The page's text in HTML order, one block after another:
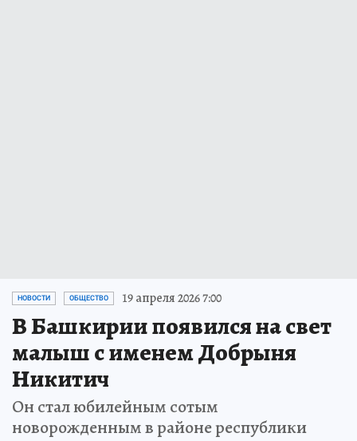
НОВОСТИ ОБЩЕСТВО 19 апреля 2026 7:00
В Башкирии появился на свет
малыш с именем Добрыня
Никитич
Он стал юбилейным сотым
новорожденным в районе республики